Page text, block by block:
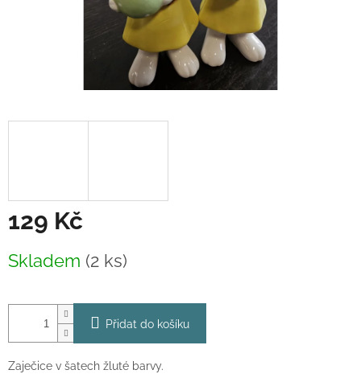
129 Kč
cena:
Skladem (2 ks)
Přidat do košíku
Zaječice v šatech žluté barvy.